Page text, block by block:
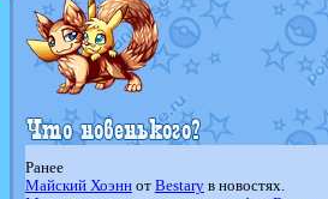
Ранее
Майский Хоэннот Bestaryв новостях.